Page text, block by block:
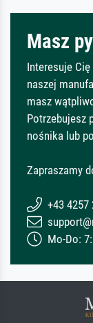
Masz
Interesuje
naszej
masz
Potrzebujesz
nośnika lub
Zapraszamy
+43 4257
Mo-Do: